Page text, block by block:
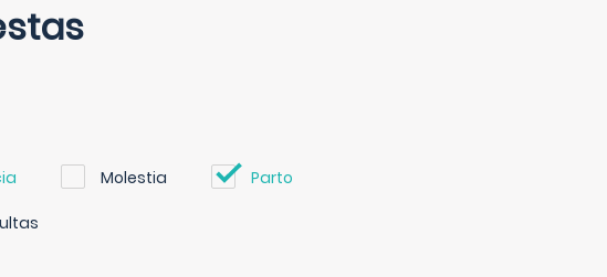
Molestia Parto